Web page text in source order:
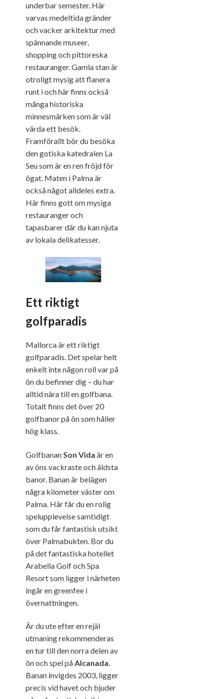
underbar semester. Här
varvas medeltida gränder
och vacker arkitektur med
spännande museer,
shopping och pittoreska
restauranger. Gamla stan är
otroligt mysig att flanera
runt i och här finns också
många historiska
minnesmärken som är väl
värda ett besök.
Framförallt bör du besöka
den gotiska katedralen La
Seu som är en ren fröjd för
ögat. Maten i Palma är
också något alldeles extra.
Här finns gott om mysiga
restauranger och
tapasbarer där du kan njuta
av lokala delikatesser.
Ett riktigt
golfparadis
Mallorca är ett riktigt
golfparadis. Det spelar helt
enkelt inte någon roll var på
ön du befinner dig – du har
alltid nära till en golfbana.
Totalt finns det över 20
golfbanor på ön som håller
hög klass.
Golfbanan Son Vida är en
av öns vackraste och äldsta
banor. Banan är belägen
några kilometer väster om
Palma. Här får du en rolig
spelupplevelse samtidigt
som du får fantastisk utsikt
över Palmabukten. Bor du
på det fantastiska hotellet
Arabella Golf och Spa
Resort som ligger i närheten
ingår en greenfee i
övernattningen.
Är du ute efter en rejäl
utmaning rekommenderas
en tur till den norra delen av
ön och spel påAlcanada.
Banan invigdes 2003, ligger
precis vid havet och bjuder